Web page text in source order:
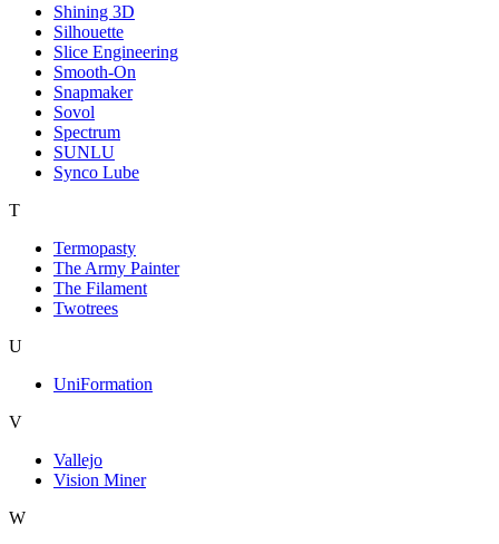
Shining 3D
Silhouette
Slice Engineering
Smooth-On
Snapmaker
Sovol
Spectrum
SUNLU
Synco Lube
T
Termopasty
The Army Painter
The Filament
Twotrees
U
UniFormation
V
Vallejo
Vision Miner
W